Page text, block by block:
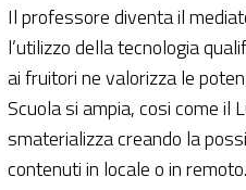
Il professore diventa il
l’utilizzo della tecnologia
ai fruitori ne valorizza le
Scuola si ampia, cosi come il
smaterializza creando la
contenuti in locale o in remoto.